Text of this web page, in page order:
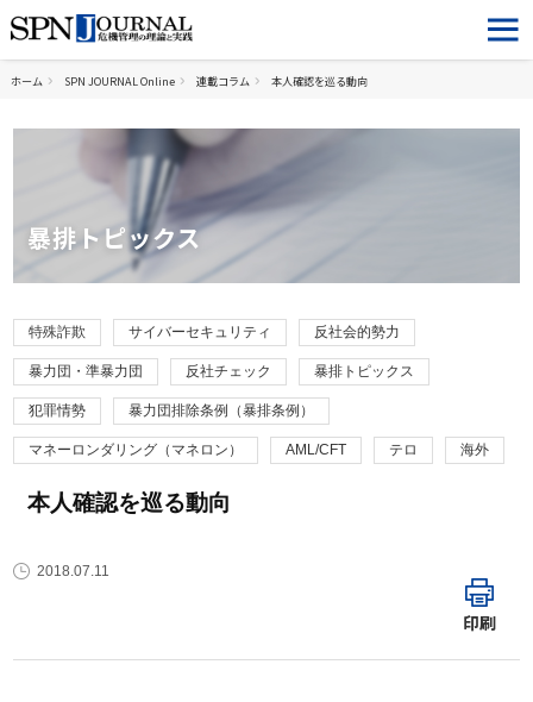
ホーム SPN JOURNAL Online 連載コラム 本人確認を巡る動向
暴排トピックス
特殊詐欺 サイバーセキュリティ 反社会的勢力
暴力団・準暴力団 反社チェック 暴排トピックス
犯罪情勢 暴力団排除条例（暴排条例）
マネーロンダリング（マネロン） AML/CFT テロ 海外
本人確認を巡る動向
2018.07.11
印刷